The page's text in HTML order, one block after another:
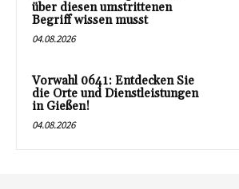
über diesen umstrittenen
Begriff wissen musst
04.08.2026
Vorwahl 0641: Entdecken Sie
die Orte und Dienstleistungen
in Gießen!
04.08.2026